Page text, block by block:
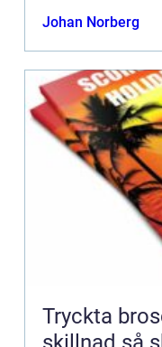
Johan Norberg
Tryckta